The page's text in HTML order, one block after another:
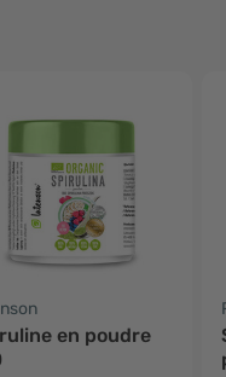
en poudre